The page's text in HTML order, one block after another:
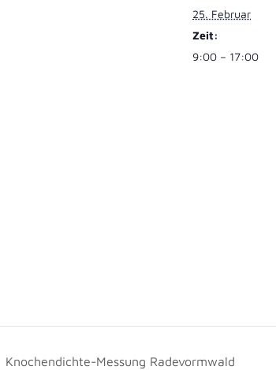
Abholautomat
Rowa Automat
25. Februar
Zeit:
9:00 – 17:00
Knochendichte-Messung Radevormwald